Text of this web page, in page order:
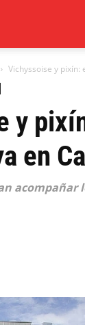
Vichyssoise y pixín:
y
en
acompañar